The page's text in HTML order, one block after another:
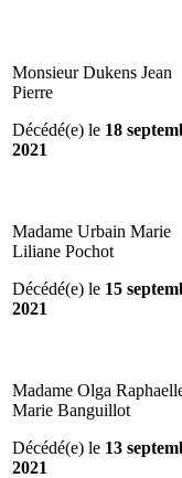
Monsieur Dukens Jean
Pierre
Décédé(e) le 18
2021
Madame Urbain Marie
Liliane Pochot
Décédé(e) le 15
2021
Madame Olga
Marie Banguillot
Décédé(e) le 13
2021